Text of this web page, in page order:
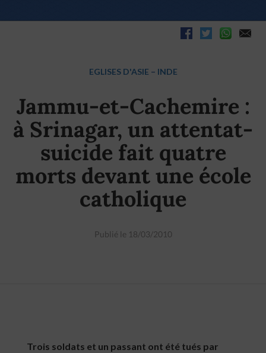
EGLISES D'ASIE – INDE
Jammu-et-Cachemire :
à Srinagar, un attentat-
suicide fait quatre
morts devant une école
catholique
Publié le 18/03/2010
Trois soldats et un passant ont été tués par